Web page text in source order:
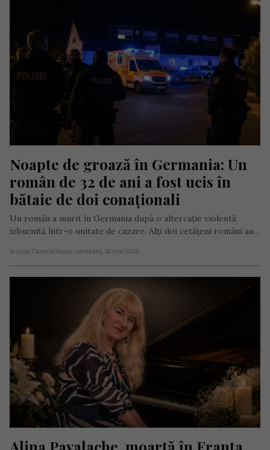
Noapte de groază în Germania: Un
român de 32 de ani a fost ucis în
bătaie de doi conaționali
Un român a murit în Germania după o altercație violentă
izbucnită într-o unitate de cazare. Alți doi cetățeni români au…
Scris de Daniela Stoica - sâmbătă, 30 mai 2026
Alina Pavalache, moartă în Franța.